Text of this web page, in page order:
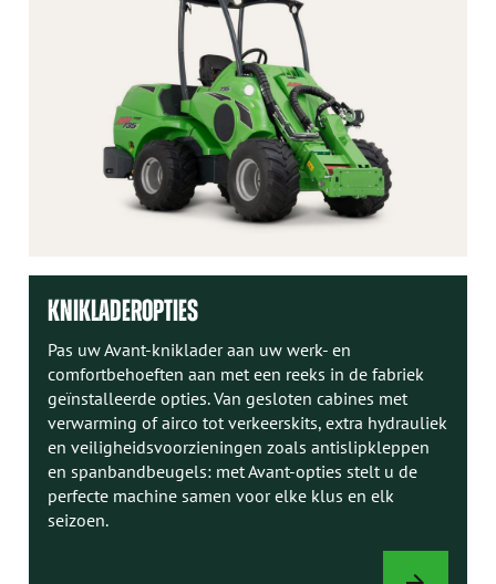
KNIKLADEROPTIES
Pas uw Avant-kniklader aan uw werk- en
comfortbehoeften aan met een reeks in de fabriek
geïnstalleerde opties. Van gesloten cabines met
verwarming of airco tot verkeerskits, extra hydrauliek
en veiligheidsvoorzieningen zoals antislipkleppen
en spanbandbeugels: met Avant-opties stelt u de
perfecte machine samen voor elke klus en elk
seizoen.